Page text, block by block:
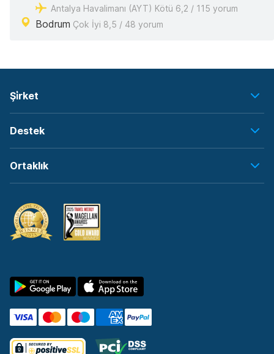
Antalya Havalimanı (AYT) Kötü 6,2 / 115 yorum
Bodrum Çok İyi 8,5 / 48 yorum
Şi̇rket
Destek
Ortaklık